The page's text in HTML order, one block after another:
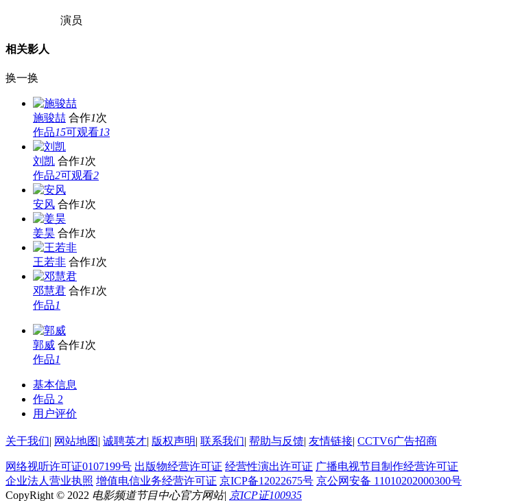
演员
相关影人
换一换
施骏喆 合作1次
作品15可观看13
刘凯 合作1次
作品2可观看2
安风 合作1次
姜昊 合作1次
王若非 合作1次
邓慧君 合作1次
作品1
郭威 合作1次
作品1
基本信息
作品 2
用户评价
关于我们| 网站地图| 诚聘英才| 版权声明| 联系我们| 帮助与反馈| 友情链接| CCTV6广告招商
网络视听许可证0107199号 出版物经营许可证 经营性演出许可证 广播电视节目制作经营许可证
企业法人营业执照 增值电信业务经营许可证 京ICP备12022675号 京公网安备 11010202000300号
CopyRight © 2022 电影频道节目中心官方网站| 京ICP证100935